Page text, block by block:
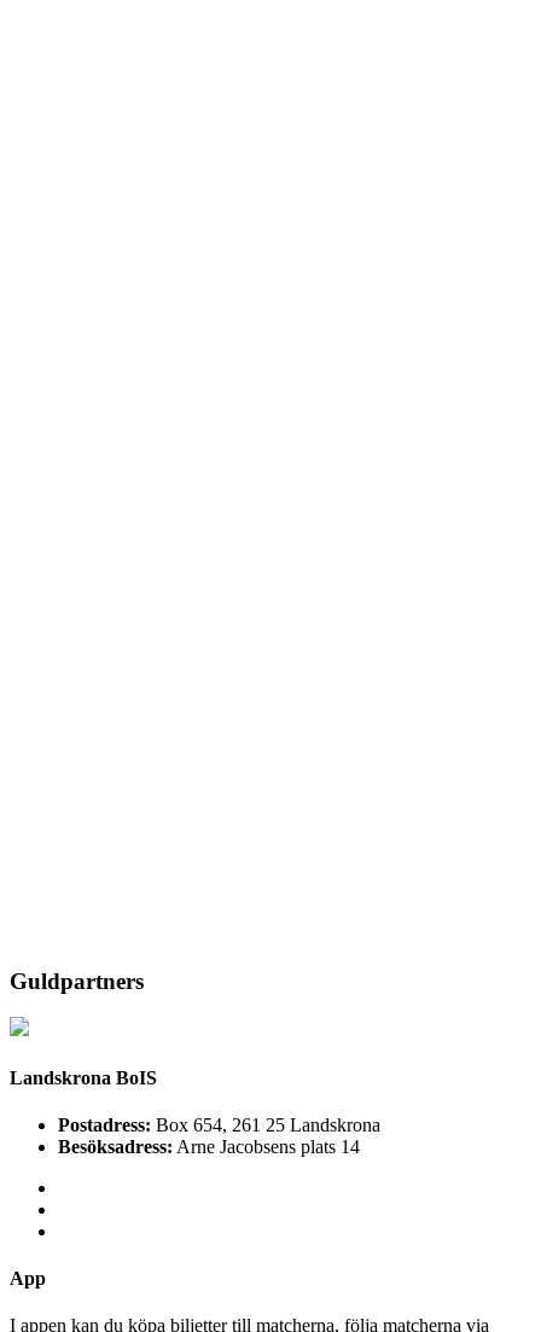
Guldpartners
Landskrona BoIS
Postadress: Box 654, 261 25 Landskrona
Besöksadress: Arne Jacobsens plats 14
App
I appen kan du köpa biljetter till matcherna, följa matcherna via